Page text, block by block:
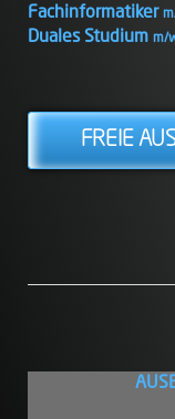
Fachinformatiker
Duales Studium m/
FREIE